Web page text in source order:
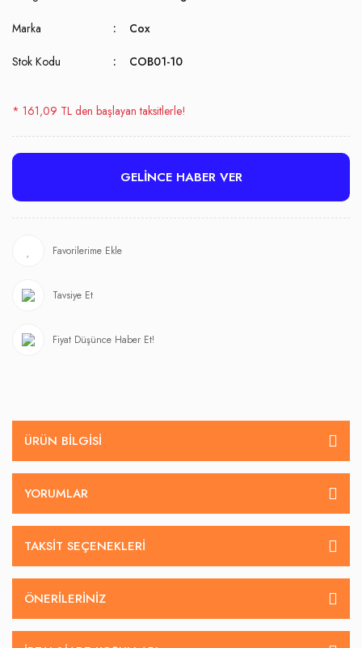
Marka Cox
Stok Kodu COB01-10
* 161,09 TL den başlayan taksitlerle!
GELİNCE HABER VER
Tavsiye Et
Fiyat Düşünce Haber Et!
ÜRÜN BILGISI
YORUMLAR
TAKSIT SEÇENEKLERI
ÖNERILERINIZ